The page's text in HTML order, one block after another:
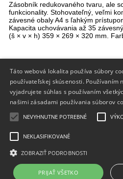
Zásobník redukovaného tvaru, ale
funkcionality. Stohovateľný, veľmi
závesné obaly A4 s ľahkým
Kapacita uchovávania až 35
(š × v × h) 359 × 269 × 320 mm.
INFO
DODANIE
Prepnúť zobrazenie
Copyright 2015 - 2026 ©
Vytvárame e-shopy -
Táto webová lokalita používa súbory
používateľskej skúsenosti. Používaním
vyjadrujete súhlas s používaním
našimi zásadami používania súborov
NEVYHNUTNE POTREBNÉ
NEKLASIFIKOVANÉ
ZOBRAZIŤ PODROBNOSTI
PRIJAŤ VŠETKO